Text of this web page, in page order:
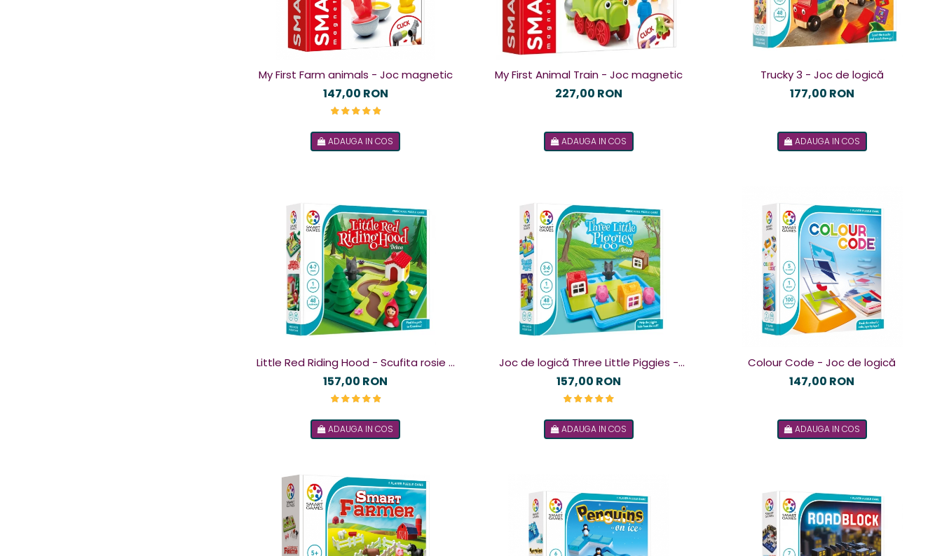
My First Farm animals - Joc magnetic
147,00 RON
ADAUGA IN COS
My First Animal Train - Joc magnetic
227,00 RON
ADAUGA IN COS
Trucky 3 - Joc de logică
177,00 RON
ADAUGA IN COS
Little Red Riding Hood - Scufita rosie -
Joc de logică
157,00 RON
ADAUGA IN COS
Joc de logică Three Little Piggies -
Deluxe
157,00 RON
ADAUGA IN COS
Colour Code - Joc de logică
147,00 RON
ADAUGA IN COS